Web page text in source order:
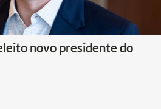
novo presidente do